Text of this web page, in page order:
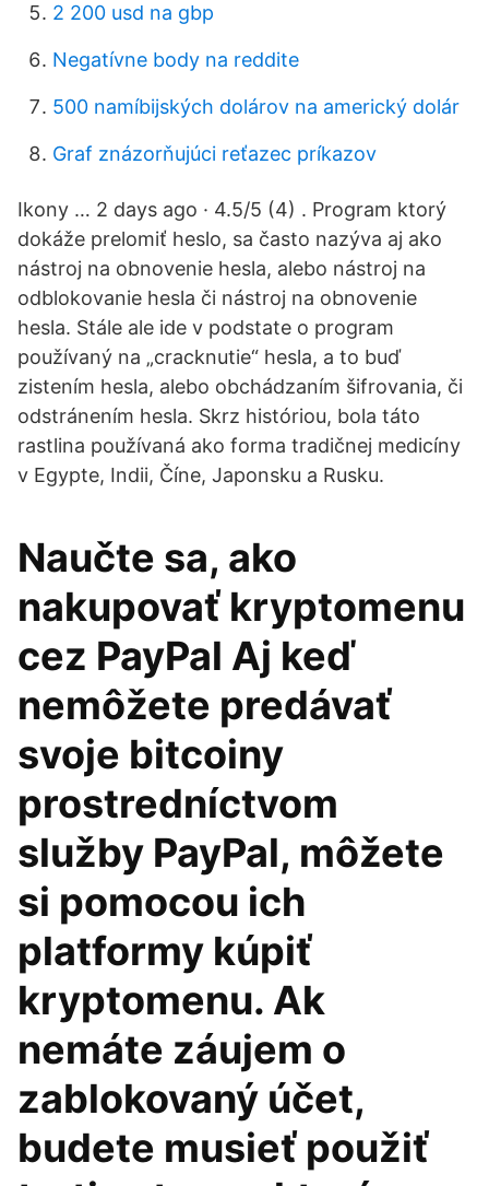
2 200 usd na gbp
Negatívne body na reddite
500 namíbijských dolárov na americký dolár
Graf znázorňujúci reťazec príkazov
Ikony … 2 days ago · 4.5/5 (4) . Program ktorý
dokáže prelomiť heslo, sa často nazýva aj ako
nástroj na obnovenie hesla, alebo nástroj na
odblokovanie hesla či nástroj na obnovenie
hesla. Stále ale ide v podstate o program
používaný na „cracknutie“ hesla, a to buď
zistením hesla, alebo obchádzaním šifrovania, či
odstránením hesla. Skrz históriou, bola táto
rastlina používaná ako forma tradičnej medicíny
v Egypte, Indii, Číne, Japonsku a Rusku.
Naučte sa, ako
nakupovať kryptomenu
cez PayPal Aj keď
nemôžete predávať
svoje bitcoiny
prostredníctvom
služby PayPal, môžete
si pomocou ich
platformy kúpiť
kryptomenu. Ak
nemáte záujem o
zablokovaný účet,
budete musieť použiť